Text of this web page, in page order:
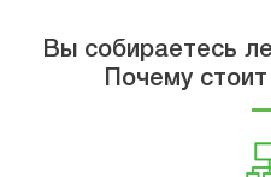
Вы собираетесь
Почему